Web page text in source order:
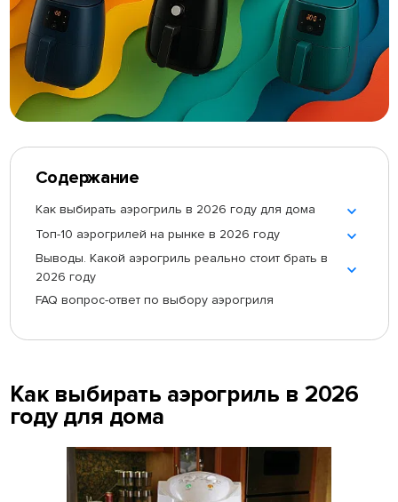
Содержание
Как выбирать аэрогриль в 2026 году для дома
Топ-10 аэрогрилей на рынке в 2026 году
Выводы. Какой аэрогриль реально стоит брать в
2026 году
FAQ вопрос-ответ по выбору аэрогриля
Как выбирать аэрогриль в 2026
году для дома